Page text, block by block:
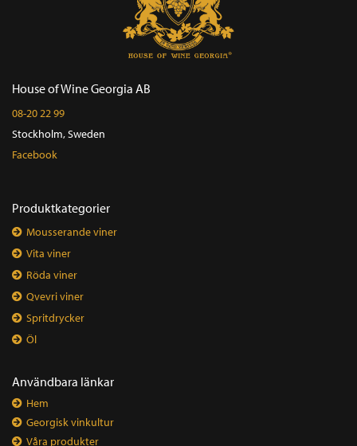
House of Wine Georgia AB
08-20 22 99
Stockholm, Sweden
Facebook
Produktkategorier
Mousserande viner
Vita viner
Röda viner
Qvevri viner
Spritdrycker
Öl
Användbara länkar
Hem
Georgisk vinkultur
Våra produkter